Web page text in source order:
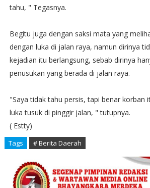
tahu, " Tegasnya.
Begitu juga dengan saksi mata yang
dengan luka di jalan raya, namun dirinya
kejadian itu berlangsung, sebab dirinya
penusukan yang berada di jalan raya.
"Saya tidak tahu persis, tapi benar korban
luka tusuk di pinggir jalan, " tutupnya.
( Estty)
Tags # Berita Daerah